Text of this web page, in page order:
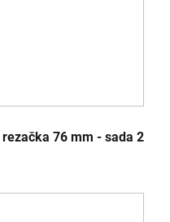
76 mm - sada 2